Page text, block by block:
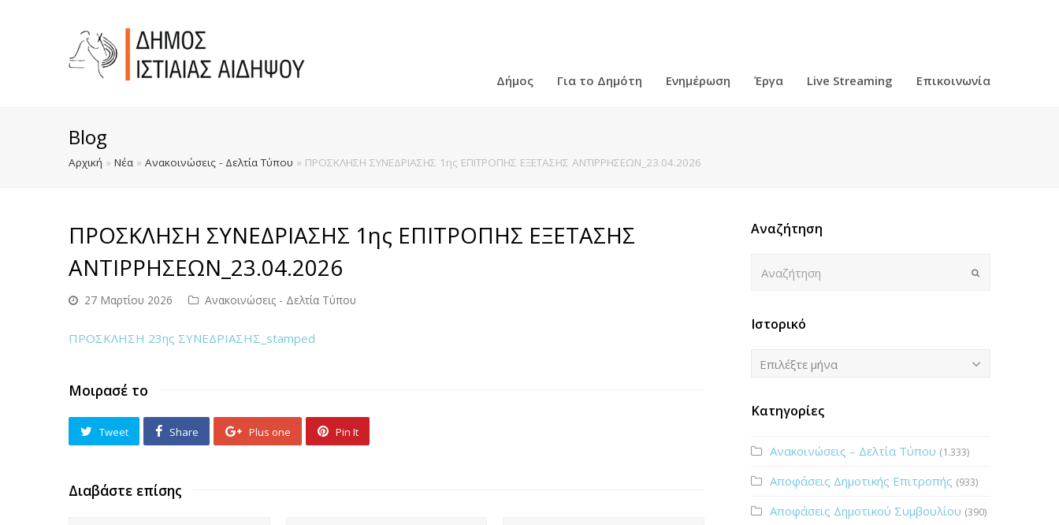
Δήμος Για το Δημότη Ενημέρωση Έργα Live Streaming Επικοινωνία
Blog
Αρχική » Νέα » Ανακοινώσεις - Δελτία Τύπου » ΠΡΟΣΚΛΗΣΗ ΣΥΝΕΔΡΙΑΣΗΣ 1ης ΕΠΙΤΡΟΠΗΣ ΕΞΕΤΑΣΗΣ ΑΝΤΙΡΡΗΣΕΩΝ_23.04.2026
ΠΡΟΣΚΛΗΣΗ ΣΥΝΕΔΡΙΑΣΗΣ 1ης ΕΠΙΤΡΟΠΗΣ ΕΞΕΤΑΣΗΣ
ΑΝΤΙΡΡΗΣΕΩΝ_23.04.2026
27 Μαρτίου 2026 Ανακοινώσεις - Δελτία Τύπου
ΠΡΟΣΚΛΗΣΗ 23ης ΣΥΝΕΔΡΙΑΣΗΣ_stamped
Μοιρασέ το
Tweet Share Plus one Pin It
Διαβάστε επίσης
Αναζήτηση
Ιστορικό
Ιστορικό
Επιλέξτε μήνα
Κατηγορίες
Ανακοινώσεις – Δελτία Τύπου (1.333)
Αποφάσεις Δημοτικής Επιτροπής (933)
Αποφάσεις Δημοτικού Συμβουλίου (390)